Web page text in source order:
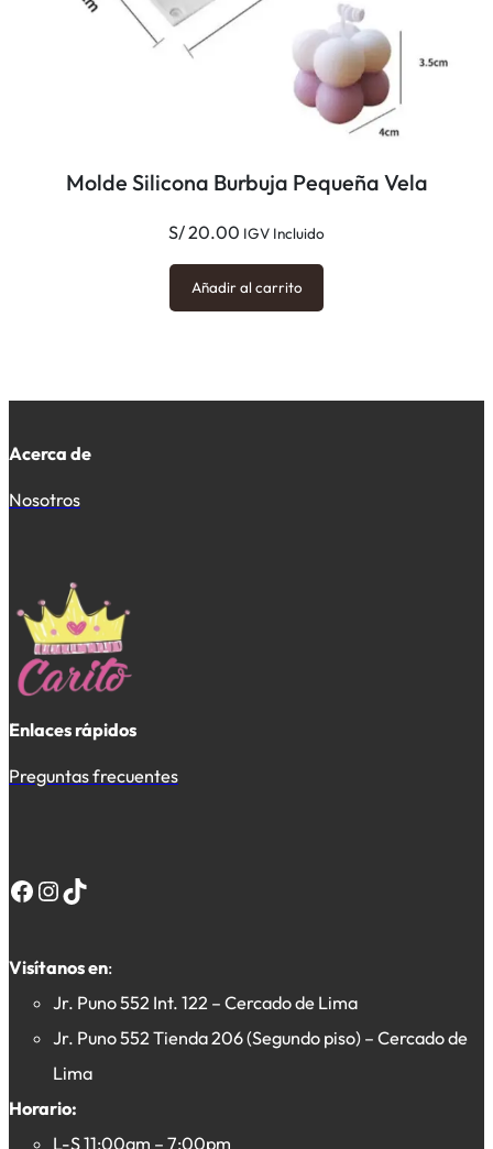
Molde Silicona Burbuja Pequeña Vela
S/20.00 IGV Incluido
Añadir al carrito
Acerca de
Nosotros
Enlaces rápidos
Preguntas frecuentes
Facebook InstagramTikTok
Visítanos en:
Jr. Puno 552 Int. 122 – Cercado de Lima
Jr. Puno 552 Tienda 206 (Segundo piso) – Cercado de
Lima
Horario:
L-S 11:00am – 7:00pm